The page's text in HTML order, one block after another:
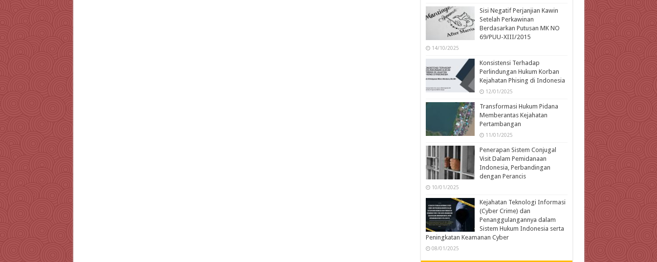
Sisi Negatif Perjanjian Kawin
Setelah Perkawinan
Berdasarkan Putusan MK NO
69/PUU-XIII/2015
14/10/2025
Konsistensi Terhadap
Perlindungan Hukum Korban
Kejahatan Phising di Indonesia
12/01/2025
Transformasi Hukum Pidana
Memberantas Kejahatan
Pertambangan
11/01/2025
Penerapan Sistem Conjugal
Visit Dalam Pemidanaan
Indonesia, Perbandingan
dengan Perancis
10/01/2025
Kejahatan Teknologi Informasi
(Cyber Crime) dan
Penanggulangannya dalam
Sistem Hukum Indonesia serta
Peningkatan Keamanan Cyber
08/01/2025